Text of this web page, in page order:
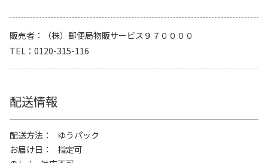
販売者
（株）郵便局物販サービス９７００００
TEL
0120-315-116
配送情報
配送方法
ゆうパック
お届け日
指定可